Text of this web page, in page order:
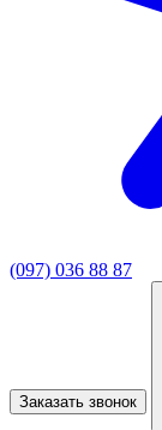
(097) 036 88 87
Заказать звонок